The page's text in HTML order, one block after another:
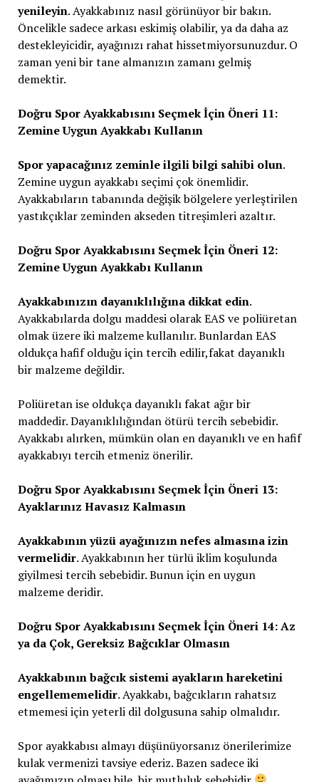
yenileyin. Ayakkabınız nasıl görünüyor bir bakın.
Öncelikle sadece arkası eskimiş olabilir, ya da daha az
destekleyicidir, ayağınızı rahat hissetmiyorsunuzdur. O
zaman yeni bir tane almanızın zamanı gelmiş
demektir.
Doğru Spor Ayakkabısını Seçmek İçin Öneri 11:
Zemine Uygun Ayakkabı Kullanın
Spor yapacağınız zeminle ilgili bilgi sahibi olun.
Zemine uygun ayakkabı seçimi çok önemlidir.
Ayakkabıların tabanında değişik bölgelere yerleştirilen
yastıkçıklar zeminden akseden titreşimleri azaltır.
Doğru Spor Ayakkabısını Seçmek İçin Öneri 12:
Zemine Uygun Ayakkabı Kullanın
Ayakkabınızın dayanıklılığına dikkat edin.
Ayakkabılarda dolgu maddesi olarak EAS ve poliüretan
olmak üzere iki malzeme kullanılır. Bunlardan EAS
oldukça hafif olduğu için tercih edilir,fakat dayanıklı
bir malzeme değildir.
Poliüretan ise oldukça dayanıklı fakat ağır bir
maddedir. Dayanıklılığından ötürü tercih sebebidir.
Ayakkabı alırken, mümkün olan en dayanıklı ve en hafif
ayakkabıyı tercih etmeniz önerilir.
Doğru Spor Ayakkabısını Seçmek İçin Öneri 13:
Ayaklarınız Havasız Kalmasın
Ayakkabının yüzü ayağınızın nefes almasına izin
vermelidir. Ayakkabının her türlü iklim koşulunda
giyilmesi tercih sebebidir. Bunun için en uygun
malzeme deridir.
Doğru Spor Ayakkabısını Seçmek İçin Öneri 14: Az
ya da Çok, Gereksiz Bağcıklar Olmasın
Ayakkabının bağcık sistemi ayakların hareketini
engellememelidir. Ayakkabı, bağcıkların rahatsız
etmemesi için yeterli dil dolgusuna sahip olmalıdır.
Spor ayakkabısı almayı düşünüyorsanız önerilerimize
kulak vermenizi tavsiye ederiz. Bazen sadece iki